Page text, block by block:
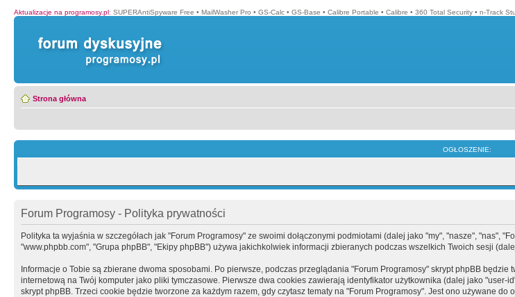
Aktualizacje na programosy.pl: SUPERAntiSpyware Free • MailWasher Pro • GS-Calc • GS-Base • Calibre Portable • Calibre • 360 Total Security • n-Track
Strona główna
OGŁOSZENIE:
Forum Programosy - Polityka prywatności
Polityka ta wyjaśnia w szczegółach jak "Forum Programosy" ze swoimi dołączonymi podmiotami (dalej jako "my", "nasze", "nas",
"www.phpbb.com", "Grupa phpBB", "Ekipy phpBB") używa jakichkolwiek informacji zbieranych podczas wszelkich Twoich sesji
Informacje o Tobie są zbierane dwoma sposobami. Po pierwsze, podczas przeglądania "Forum Programosy" skrypt phpBB
internetową na Twój komputer jako pliki tymczasowe. Pierwsze dwa cookies zawierają identyfikator użytkownika (dalej jako
skrypt phpBB. Trzeci cookie będzie tworzone za każdym razem, gdy czytasz tematy na "Forum Programosy". Jest ono używane